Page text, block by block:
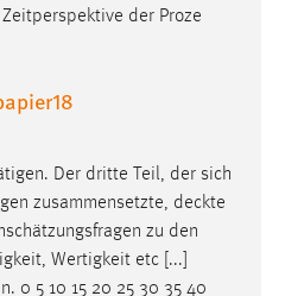
der Proze
Der dritte Teil, der sich
zusammensetzte, deckte
zu den
Wertigkeit etc [...]
0 5 10 15 20 25 30 35 40